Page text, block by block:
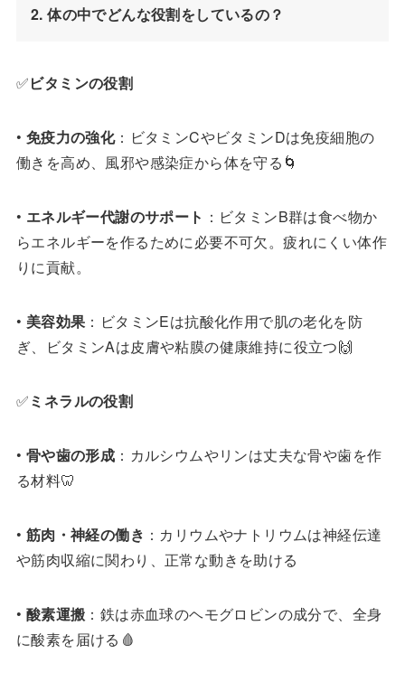
2. 体の中でどんな役割をしているの？
✅ビタミンの役割
• 免疫力の強化：ビタミンCやビタミンDは免疫細胞の
働きを高め、風邪や感染症から体を守る🌀
• エネルギー代謝のサポート ：ビタミンB群は食べ物か
らエネルギーを作るために必要不可欠。疲れにくい体作
りに貢献。
• 美容効果 ：ビタミンEは抗酸化作用で肌の老化を防
ぎ、ビタミンAは皮膚や粘膜の健康維持に役立つ🙌
✅ミネラルの役割
• 骨や歯の形成 ：カルシウムやリンは丈夫な骨や歯を作
る材料🦷
• 筋肉・神経の働き ：カリウムやナトリウムは神経伝達
や筋肉収縮に関わり、正常な動きを助ける
• 酸素運搬 ：鉄は赤血球のヘモグロビンの成分で、全身
に酸素を届ける🩸